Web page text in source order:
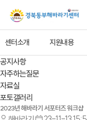
센터소개 지원내용
공지사항
자주하는질문
자료실
포토갤러리
2023년 해바라기 서포터즈 워크샵